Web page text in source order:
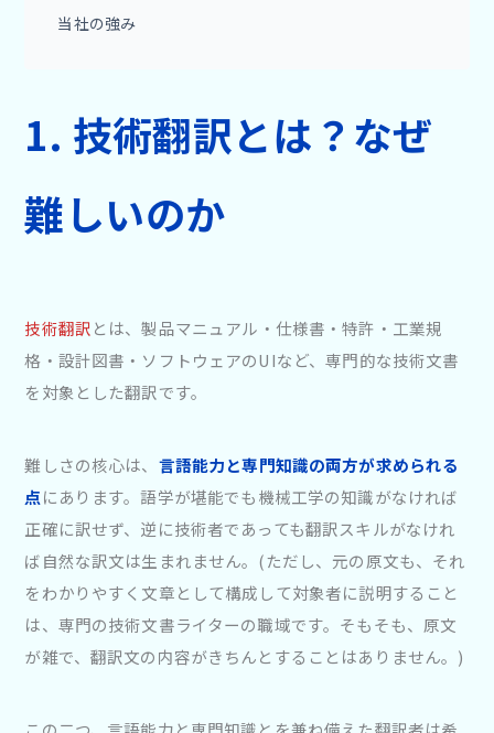
当社の強み
1. 技術翻訳とは？なぜ
難しいのか
技術翻訳 とは、製品マニュアル・仕様書・特許・工業規
格・設計図書・ソフトウェアのUIなど、専門的な技術文書
を対象とした翻訳です。
難しさの核心は、 言語能力と専門知識の両方が求められる
点にあります。語学が堪能でも機械工学の知識がなければ
正確に訳せず、逆に技術者であっても翻訳スキルがなけれ
ば自然な訳文は生まれません。(ただし、元の原文も、それ
をわかりやすく文章として構成して対象者に説明すること
は、専門の技術文書ライターの職域です。そもそも、原文
が雑で、翻訳文の内容がきちんとすることはありません。)